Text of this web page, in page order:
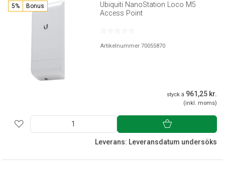
5% Bonus
Ubiquiti NanoStation Loco M5
Access Point
Artikelnummer 70055870
styck á 961,25 kr.
(inkl. moms)
Leverans: Leveransdatum undersöks